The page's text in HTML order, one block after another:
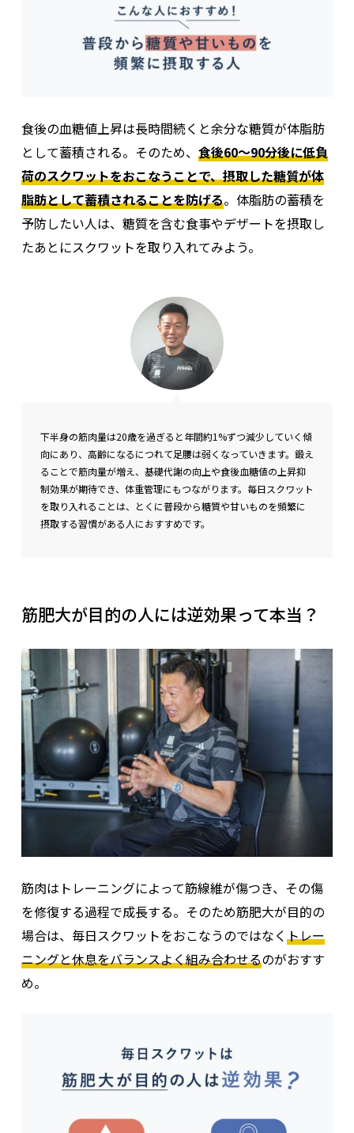
食後の血糖値上昇は長時間続くと余分な糖質が体脂肪
として蓄積される。そのため、 食後60～90分後に低負
荷のスクワットをおこなうことで、摂取した糖質が体
脂肪として蓄積されることを防げる。体脂肪の蓄積を
予防したい人は、糖質を含む食事やデザートを摂取し
たあとにスクワットを取り入れてみよう。
下半身の筋肉量は20歳を過ぎると年間約1%ずつ減少していく傾
向にあり、高齢になるにつれて足腰は弱くなっていきます。鍛え
ることで筋肉量が増え、基礎代謝の向上や食後血糖値の上昇抑
制効果が期待でき、体重管理にもつながります。毎日スクワット
を取り入れることは、とくに普段から糖質や甘いものを頻繁に
摂取する習慣がある人におすすめです。
筋肥大が目的の人には逆効果って本当？
筋肉はトレーニングによって筋線維が傷つき、その傷
を修復する過程で成長する。そのため筋肥大が目的の
場合は、毎日スクワットをおこなうのではなくトレー
ニングと休息をバランスよく組み合わせるのがおすす
め。